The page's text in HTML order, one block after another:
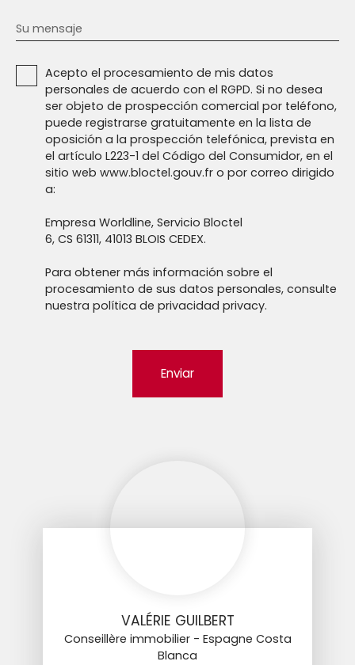
Su mensaje
Acepto el procesamiento de mis datos
personales de acuerdo con el RGPD. Si no desea
ser objeto de prospección comercial por teléfono,
puede registrarse gratuitamente en la lista de
oposición a la prospección telefónica, prevista en
el artículo L223-1 del Código del Consumidor, en el
sitio web www.bloctel.gouv.fr o por correo dirigido
a:
Empresa Worldline, Servicio Bloctel
6, CS 61311, 41013 BLOIS CEDEX.
Para obtener más información sobre el
procesamiento de sus datos personales, consulte
nuestra política de privacidad privacy.
Enviar
VALÉRIE GUILBERT
Conseillère immobilier - Espagne Costa
Blanca